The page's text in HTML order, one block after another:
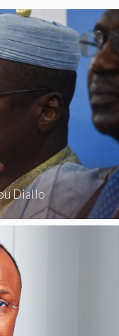
Diallo